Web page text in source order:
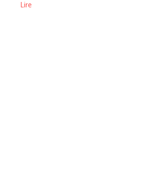
Lire